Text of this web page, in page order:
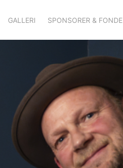
GALLERI SPONSORER & FONDE